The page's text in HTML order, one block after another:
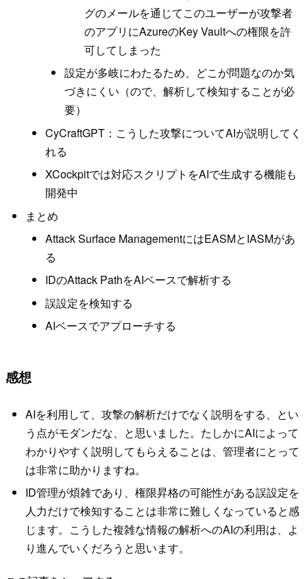
グのメールを通じてこのユーザーが攻撃者
のアプリにAzureのKey Vaultへの権限を許
可してしまった
設定が多岐にわたるため、どこが問題なのか気
づきにくい（ので、解析して検知することが必
要）
CyCraftGPT：こうした攻撃についてAIが説明してく
れる
XCockpitでは対応スクリプトをAIで生成する機能も
開発中
まとめ
Attack Surface ManagementにはEASMとIASMがあ
る
IDのAttack PathをAIベースで解析する
誤設定を検知する
AIベースでアプローチする
感想
AIを利用して、攻撃の解析だけでなく説明をする、とい
う点がモダンだな、と思いました。たしかにAIによって
わかりやすく説明してもらえることは、管理者にとって
は非常に助かりますね。
ID管理が煩雑であり、権限昇格の可能性がある誤設定を
人力だけで検知することは非常に難しくなっていると感
じます。こうした複雑な情報の解析へのAIの利用は、よ
り進んでいくだろうと思います。